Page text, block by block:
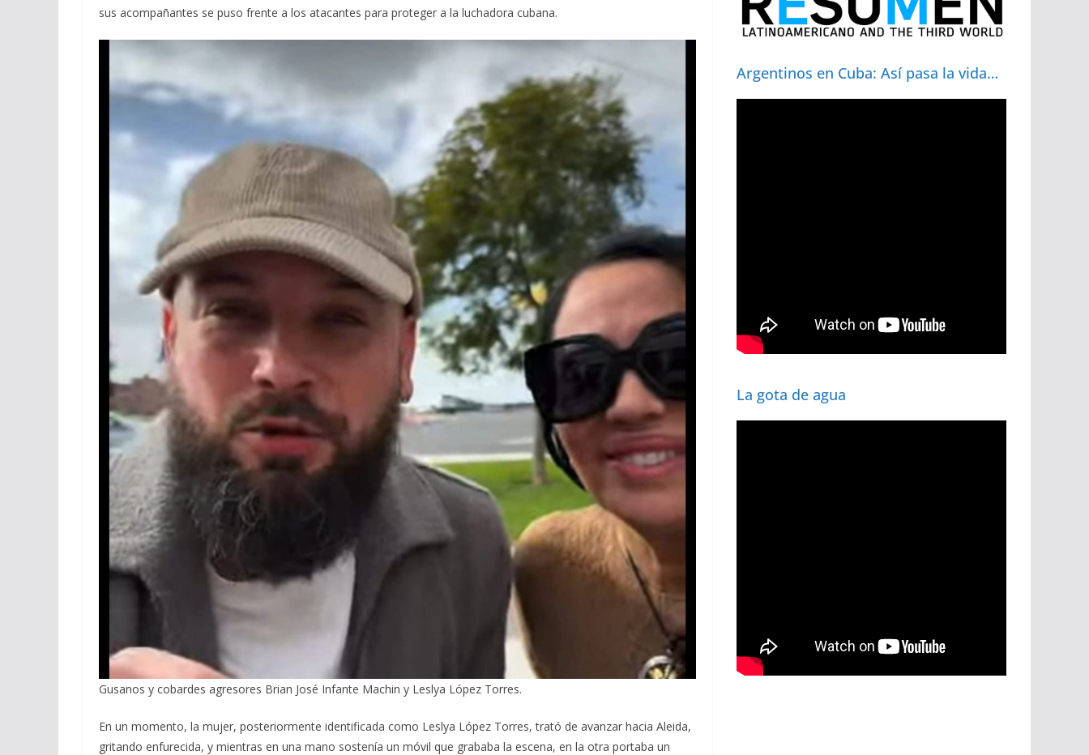
k p r
sus acompañantes se puso frente a los atacantes para proteger a la luchadora cubana.
Gusanos y cobardes agresores Brian José Infante Machin y Leslya López Torres.
En un momento, la mujer, posteriormente identificada como Leslya López Torres, trató de avanzar hacia Aleida,
gritando enfurecida, y mientras en una mano sostenía un móvil que grababa la escena, en la otra portaba un
Argentinos en Cuba: Así pasa la vida…
La gota de agua